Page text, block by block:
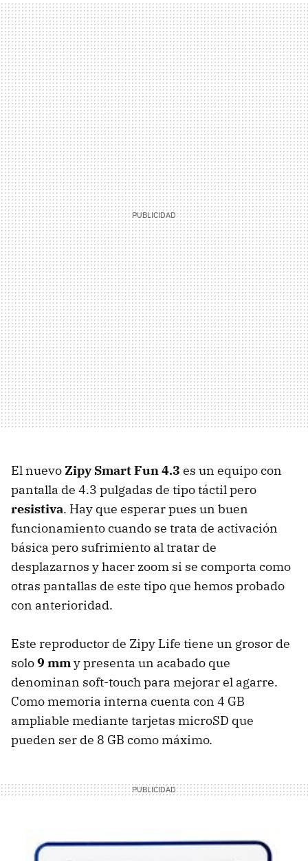
El nuevoZipy Smart Fun 4.3 es un equipo con
pantalla de 4.3 pulgadas de tipo táctil pero
resistiva. Hay que esperar pues un buen
funcionamiento cuando se trata de activación
básica pero sufrimiento al tratar de
desplazarnos y hacer zoom si se comporta como
otras pantallas de este tipo que hemos probado
con anterioridad.
Este reproductor de Zipy Life tiene un grosor de
solo9 mmy presenta un acabado que
denominan soft-touch para mejorar el agarre.
Como memoria interna cuenta con 4 GB
ampliable mediante tarjetas microSD que
pueden ser de 8 GB como máximo.